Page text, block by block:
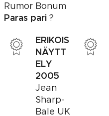
Rumor Bonum
Paras pari?
ERIKOIS
NÄYTT
ELY
2005
Jean
Sharp-
Bale UK